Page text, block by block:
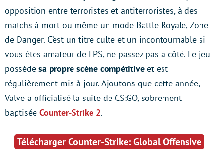
opposition entre terroristes et antiterroristes, à des
matchs à mort ou même un mode Battle Royale, Zone
de Danger. C’est un titre culte et un incontournable si
vous êtes amateur de FPS, ne passez pas à côté. Le jeu
possède sa propre scène compétitive et est
régulièrement mis à jour. Ajoutons que cette année,
Valve a officialisé la suite de CS:GO, sobrement
baptisée Counter-Strike 2.
Télécharger Counter-Strike: Global Offensive